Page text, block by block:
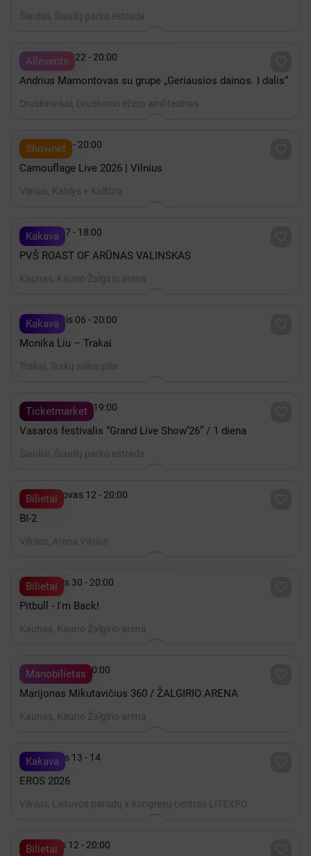
Šiauliai, Šiaulių parko estrada
Allevents
 Rugpjūtis 22 - 20:00
Andrius Mamontovas su grupe „Geriausios dainos. I dalis“
Druskininkai, Druskonio ežero amfiteatras
Shownet
 Spalis 15 - 20:00
Camouflage Live 2026 | Vilnius
Vilnius, Kablys + Kultūra
Kakava
 Spalis 17 - 18:00
PVŠ ROAST OF ARŪNAS VALINSKAS
Kaunas, Kauno Žalgirio arena
Kakava
 Rugpjūtis 06 - 20:00
Monika Liu – Trakai
Trakai, Trakų salos pilis
Ticketmarket
 Rugpjūtis 07 - 19:00
Vasaros festivalis “Grand Live Show’26” / 1 diena
Šiauliai, Šiaulių parko estrada
Bilietai
 2027 Kovas 12 - 20:00
BI-2
Vilnius, Arena Vilnius
Bilietai
 Lapkritis 30 - 20:00
Pitbull - I'm Back!
Kaunas, Kauno Žalgirio arena
Manobilietas
 Gruodis 19 - 20:00
Marijonas Mikutavičius 360 / ŽALGIRIO ARENA
Kaunas, Kauno Žalgirio arena
Kakava
 Lapkritis 13 - 14
EROS 2026
Vilnius, Lietuvos parodų ir kongresų centras LITEXPO
Bilietai
 Gruodis 12 - 20:00